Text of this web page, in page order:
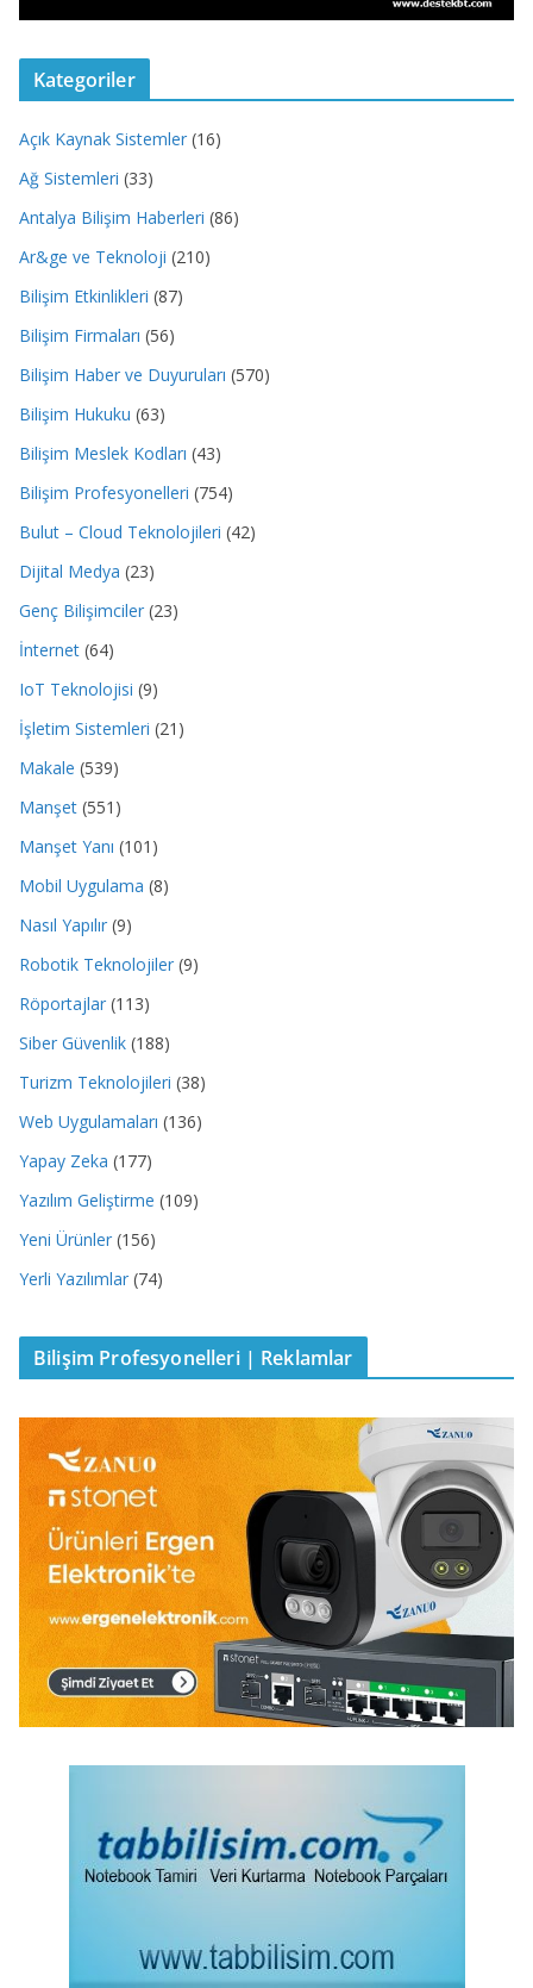
Kategoriler
Açık Kaynak Sistemler (16)
Ağ Sistemleri (33)
Antalya Bilişim Haberleri (86)
Ar&ge ve Teknoloji (210)
Bilişim Etkinlikleri (87)
Bilişim Firmaları (56)
Bilişim Haber ve Duyuruları (570)
Bilişim Hukuku (63)
Bilişim Meslek Kodları (43)
Bilişim Profesyonelleri (754)
Bulut – Cloud Teknolojileri (42)
Dijital Medya (23)
Genç Bilişimciler (23)
İnternet (64)
IoT Teknolojisi (9)
İşletim Sistemleri (21)
Makale (539)
Manşet (551)
Manşet Yanı (101)
Mobil Uygulama (8)
Nasıl Yapılır (9)
Robotik Teknolojiler (9)
Röportajlar (113)
Siber Güvenlik (188)
Turizm Teknolojileri (38)
Web Uygulamaları (136)
Yapay Zeka (177)
Yazılım Geliştirme (109)
Yeni Ürünler (156)
Yerli Yazılımlar (74)
Bilişim Profesyonelleri | Reklamlar